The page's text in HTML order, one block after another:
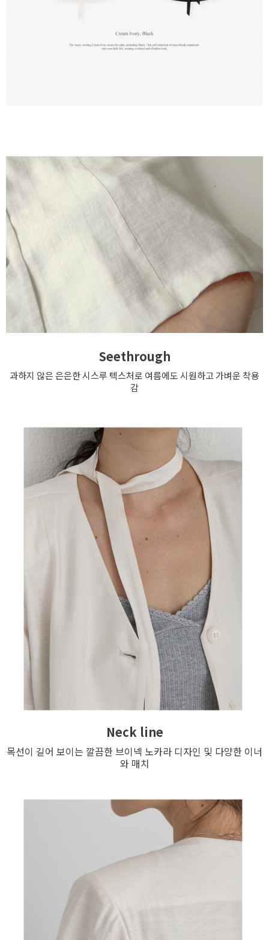
Seethrough
과하지 않은 은은한 시스루 텍스처로 여름에도 시원하고 가벼운 착용
감
Neck line
목선이 길어 보이는 깔끔한 브이넥 노카라 디자인 및 다양한 이너
와 매치